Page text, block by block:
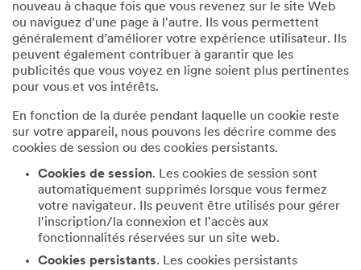
nouveau à chaque fois que vous revenez sur le site Web
ou naviguez d'une page à l'autre. Ils vous permettent
généralement d’améliorer votre expérience utilisateur. Ils
peuvent également contribuer à garantir que les
publicités que vous voyez en ligne soient plus pertinentes
pour vous et vos intérêts.
En fonction de la durée pendant laquelle un cookie reste
sur votre appareil, nous pouvons les décrire comme des
cookies de session ou des cookies persistants.
Cookies de session. Les cookies de session sont
automatiquement supprimés lorsque vous fermez
votre navigateur. Ils peuvent être utilisés pour gérer
l'inscription/la connexion et l'accès aux
fonctionnalités réservées sur un site web.
Cookies persistants. Les cookies persistants